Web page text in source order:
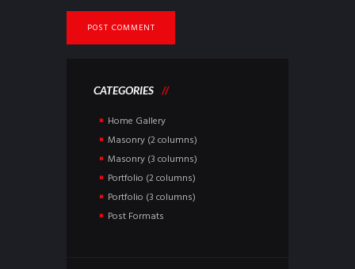
CATEGORIES
Home Gallery
Masonry (2 columns)
Masonry (3 columns)
Portfolio (2 columns)
Portfolio (3 columns)
Post Formats